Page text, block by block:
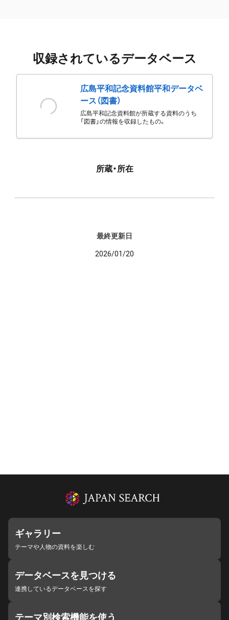
収録されているデータベース
広島平和記念資料館平和データベ
ース（図書）
広島平和記念資料館が所蔵する資料のうち
「図書」の情報を収録したもの。
所蔵・所在
最終更新日
2026/01/20
ギャラリー
テーマや人物の資料を楽しむ
データベースを見つける
連携しているデータベースを探す
テーマ別検索機能を使う